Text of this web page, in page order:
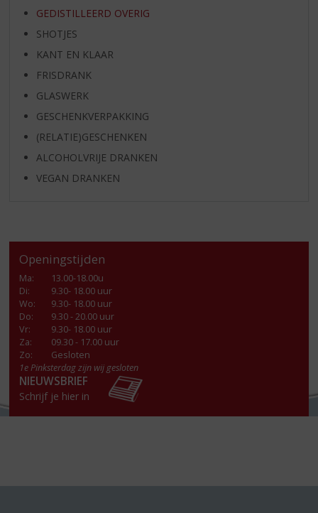
GEDISTILLEERD OVERIG
SHOTJES
KANT EN KLAAR
FRISDRANK
GLASWERK
GESCHENKVERPAKKING
(RELATIE)GESCHENKEN
ALCOHOLVRIJE DRANKEN
VEGAN DRANKEN
Openingstijden
Ma:
13.00-18.00u
Di:
9.30- 18.00 uur
Wo:
9.30- 18.00 uur
Do:
9.30 - 20.00 uur
Vr:
9.30- 18.00 uur
Za:
09.30 - 17.00 uur
Zo:
Gesloten
1e Pinksterdag zijn wij gesloten
NIEUWSBRIEF
Schrijf je hier in